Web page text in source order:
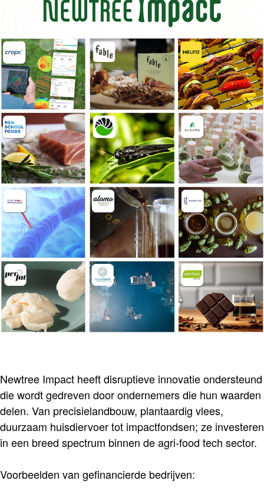
Newtree Impact heeft disruptieve innovatie ondersteund
die wordt gedreven door ondernemers die hun waarden
delen. Van precisielandbouw, plantaardig vlees,
duurzaam huisdiervoer tot impactfondsen; ze investeren
in een breed spectrum binnen de agri-food tech sector.
Voorbeelden van gefinancierde bedrijven: